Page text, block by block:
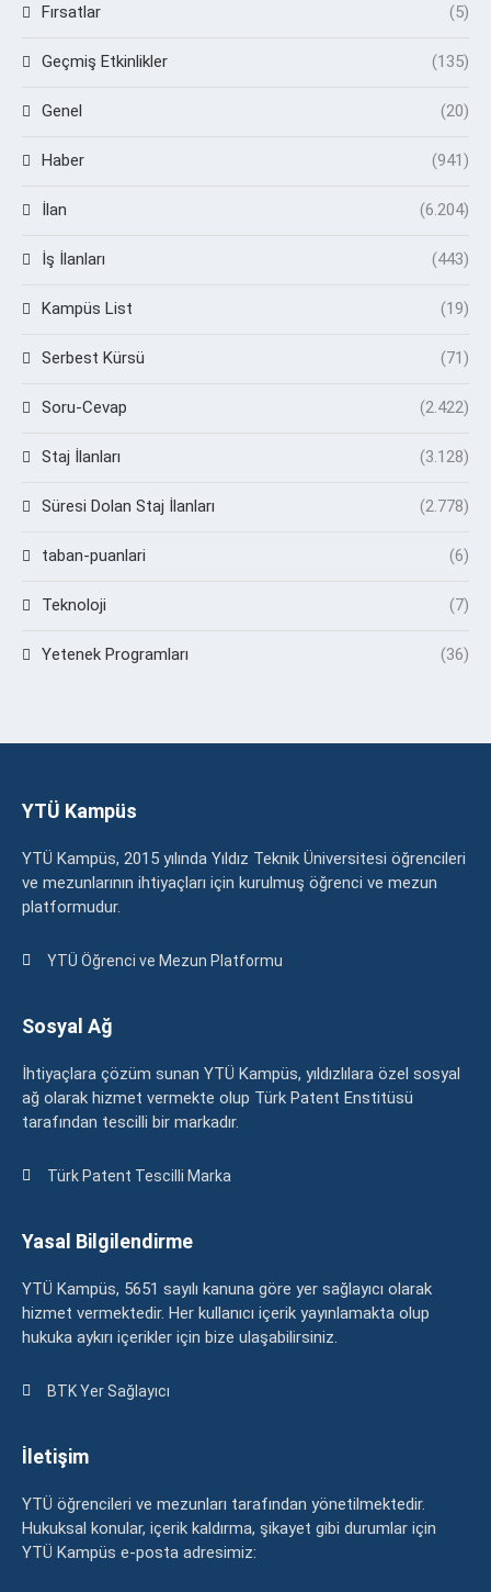
Fırsatlar (5)
Geçmiş Etkinlikler (135)
Genel (20)
Haber (941)
İlan (6.204)
İş İlanları (443)
Kampüs List (19)
Serbest Kürsü (71)
Soru-Cevap (2.422)
Staj İlanları (3.128)
Süresi Dolan Staj İlanları (2.778)
taban-puanlari (6)
Teknoloji (7)
Yetenek Programları (36)
YTÜ Kampüs
YTÜ Kampüs, 2015 yılında Yıldız Teknik Üniversitesi öğrencileri
ve mezunlarının ihtiyaçları için kurulmuş öğrenci ve mezun
platformudur.
YTÜ Öğrenci ve Mezun Platformu
Sosyal Ağ
İhtiyaçlara çözüm sunan YTÜ Kampüs, yıldızlılara özel sosyal
ağ olarak hizmet vermekte olup Türk Patent Enstitüsü
tarafından tescilli bir markadır.
Türk Patent Tescilli Marka
Yasal Bilgilendirme
YTÜ Kampüs, 5651 sayılı kanuna göre yer sağlayıcı olarak
hizmet vermektedir. Her kullanıcı içerik yayınlamakta olup
hukuka aykırı içerikler için bize ulaşabilirsiniz.
BTK Yer Sağlayıcı
İletişim
YTÜ öğrencileri ve mezunları tarafından yönetilmektedir.
Hukuksal konular, içerik kaldırma, şikayet gibi durumlar için
YTÜ Kampüs e-posta adresimiz: